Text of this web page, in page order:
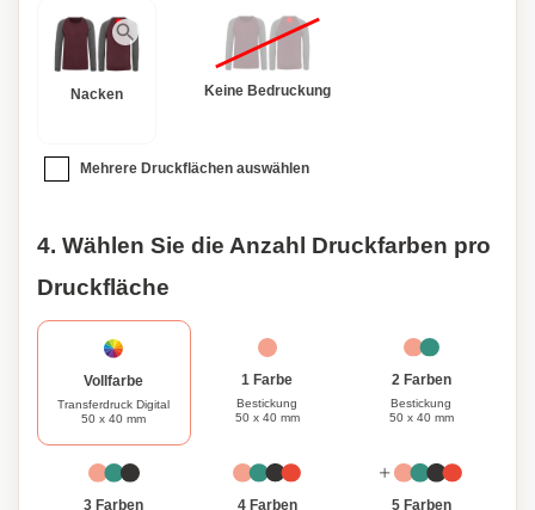
Nacken Keine Bedruckung
Mehrere Druckflächen auswählen
4. Wählen Sie die Anzahl Druckfarben pro
Druckfläche
Vollfarbe
Transferdruck Digital
50 x 40 mm
1 Farbe
Bestickung
50 x 40 mm
2 Farben
Bestickung
50 x 40 mm
3 Farben 4 Farben 5 Farben